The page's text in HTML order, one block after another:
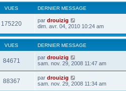
VUES DERNIER MESSAGE
175220 par drouizig
dim. avr. 04, 2010 10:24 am
VUES DERNIER MESSAGE
84671 par drouizig
sam. nov. 29, 2008 11:47 am
88367 par drouizig
sam. nov. 29, 2008 11:34 am